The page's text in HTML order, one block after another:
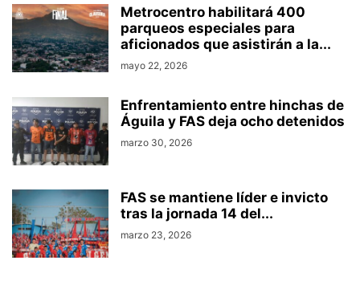
Metrocentro habilitará 400
parqueos especiales para
aficionados que asistirán a la...
mayo 22, 2026
Enfrentamiento entre hinchas de
Águila y FAS deja ocho detenidos
marzo 30, 2026
FAS se mantiene líder e invicto
tras la jornada 14 del...
marzo 23, 2026